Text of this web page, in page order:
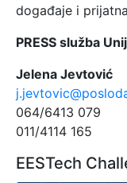
događaje i
PRESS služba
Jelena Jevtović
064/6413 079
011/4114 165
EESTech